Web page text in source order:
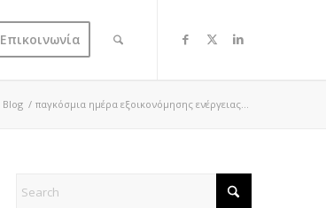
Επικοινωνία
Blog / παγκόσμια ημέρα εξοικονόμησης ενέργειας...